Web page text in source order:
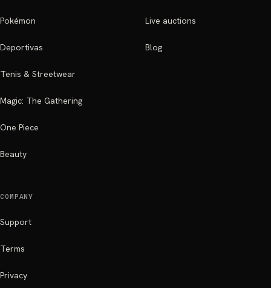
Pokémon
Deportivas
Tenis & Streetwear
Magic: The Gathering
One Piece
Beauty
Live auctions
Blog
COMPANY
Support
Terms
Privacy